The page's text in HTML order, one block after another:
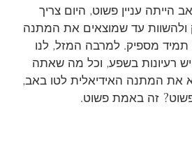
עניין פשוט, היום צריך
ולהשוות עד שמוצאים את המתנה
מספיק. למרבה המזל, לנו
רעיונות בשפע, וכל מה שאתה
את המתנה האידיאלית לטו באב,
זה באמת פשוט.